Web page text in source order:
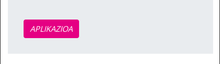
APLIKAZIOA